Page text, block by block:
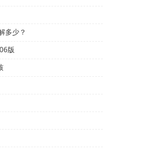
多少？
版